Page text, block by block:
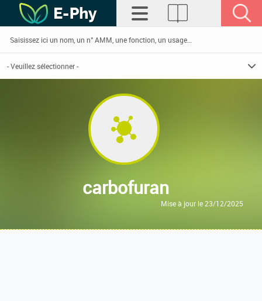
carbofuran
Mise à jour le 23/12/2025